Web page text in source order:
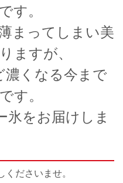
す。
まってしまい美
ますが、
濃くなる今まで
す。
氷をお届けしま
ださいませ。